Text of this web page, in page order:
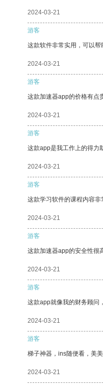
2024-03-21
游客
这款软件非常实用，可以帮
2024-03-21
游客
这款加速器app的价格有点
2024-03-21
游客
这款app是我工作上的得力
2024-03-21
游客
这款学习软件的课程内容非
2024-03-21
游客
这款加速器app的安全性很
2024-03-21
游客
这款app就像我的财务顾问
2024-03-21
游客
梯子神器，ins随便看，美美
2024-03-21